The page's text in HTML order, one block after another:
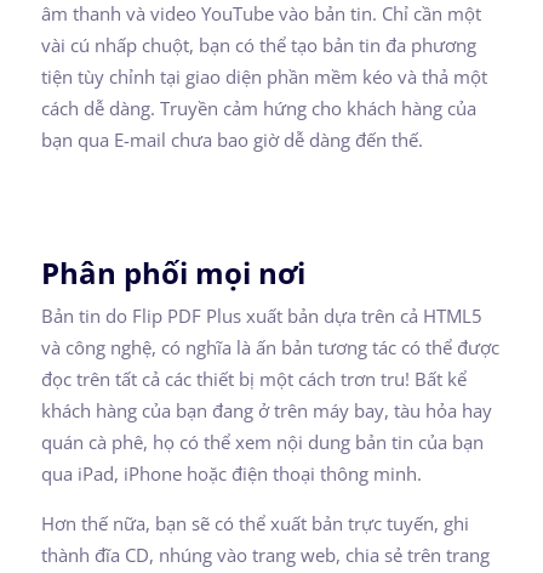
âm thanh và video YouTube vào bản tin. Chỉ cần một
vài cú nhấp chuột, bạn có thể tạo bản tin đa phương
tiện tùy chỉnh tại giao diện phần mềm kéo và thả một
cách dễ dàng. Truyền cảm hứng cho khách hàng của
bạn qua E-mail chưa bao giờ dễ dàng đến thế.
Phân phối mọi nơi
Bản tin do Flip PDF Plus xuất bản dựa trên cả HTML5
và công nghệ, có nghĩa là ấn bản tương tác có thể được
đọc trên tất cả các thiết bị một cách trơn tru! Bất kể
khách hàng của bạn đang ở trên máy bay, tàu hỏa hay
quán cà phê, họ có thể xem nội dung bản tin của bạn
qua iPad, iPhone hoặc điện thoại thông minh.
Hơn thế nữa, bạn sẽ có thể xuất bản trực tuyến, ghi
thành đĩa CD, nhúng vào trang web, chia sẻ trên trang